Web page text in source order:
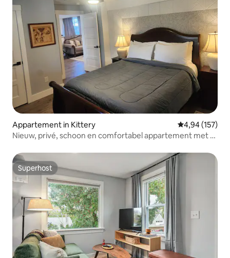
Appartement in Kittery Gemiddelde
4,94 (157)
Nieuw, privé, schoon en comfortabel appartement met 1
Superhost
Superhost